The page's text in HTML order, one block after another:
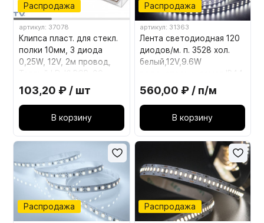
Распродажа
артикул: 37078
Клипса пласт. для стекл.
полки 10мм, 3 диода
0,25W, 12V, 2м провод,
103,20 ₽ / шт
В корзину
Распродажа
артикул: 31363
Лента светодиодная 120
диодов/м. п. 3528 хол.
белый,12V,9.6W
LR2-CW-WP120
560,00 ₽ / п/м
В корзину
Распродажа Распродажа